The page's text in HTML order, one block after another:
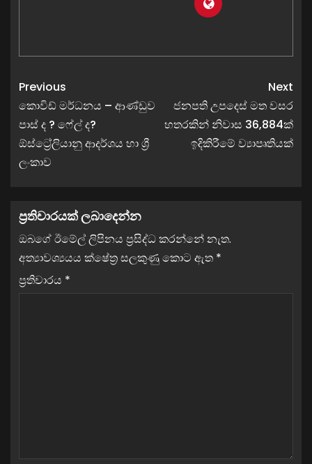
Previous
කොවිඩ් මර්ධනය – ආණ්ඩුව
පාස් ද ? ෆේල් ද?
ඕස්ට්‍රේලියානු ආදර්ශය හා ශ්‍රී
ලංකාව
Next
ජනපති උපදෙස් මත වසර
හතරකින් නිවාස 36,884ක්
ඉදිකිරීමේ ව්‍යාපෘතියක්
ප්‍රතිචාරයක් ලබාදෙන්න
ඔබගේ ඊමේල් ලිපිනය ප්‍රසිද්ධ කරන්නේ නැත.
අත්‍යාවශ්‍යයය ක්ෂේත්‍ර සලකුණු කොට ඇත *
ප්‍රතිචාරය *